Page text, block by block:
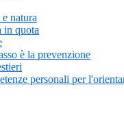
natura
in quota
è la prevenzione
personali per